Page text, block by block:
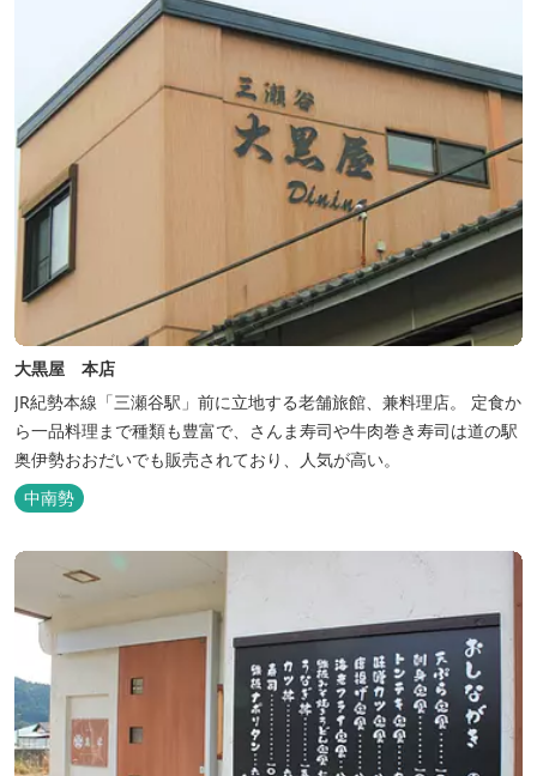
大黒屋 本店
JR紀勢本線「三瀬谷駅」前に立地する老舗旅館、兼料理店。 定食か
ら一品料理まで種類も豊富で、さんま寿司や牛肉巻き寿司は道の駅
奥伊勢おおだいでも販売されており、人気が高い。
中南勢